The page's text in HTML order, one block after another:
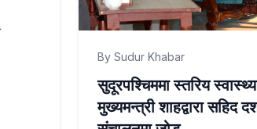
By Sudur Khabar
सुदूरपश्चिममा स्तरिय
मुख्यमन्त्री शाहद्वारा सहिद